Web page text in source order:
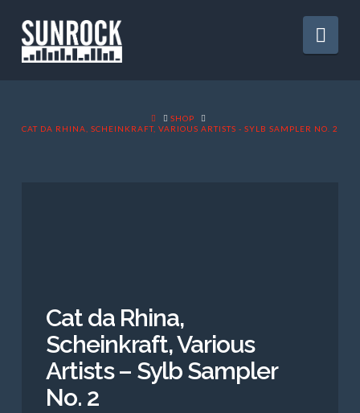
HOME
SHOP
CAT DA RHINA, SCHEINKRAFT, VARIOUS ARTISTS - SYLB SAMPLER NO. 2
Cat da Rhina,
Scheinkraft, Various
Artists – Sylb Sampler
No. 2